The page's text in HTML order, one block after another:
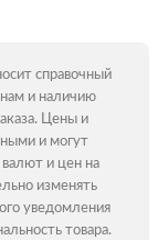
справочный
и наличию
Цены и
и могут
валют и цен на
изменять
уведомления
товара.